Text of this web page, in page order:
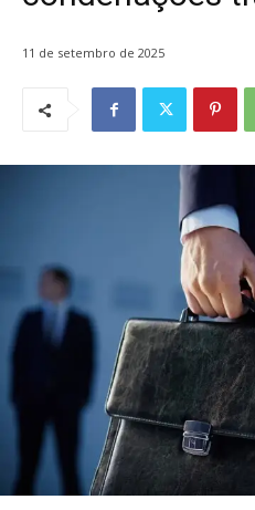
11 de setembro de 2025